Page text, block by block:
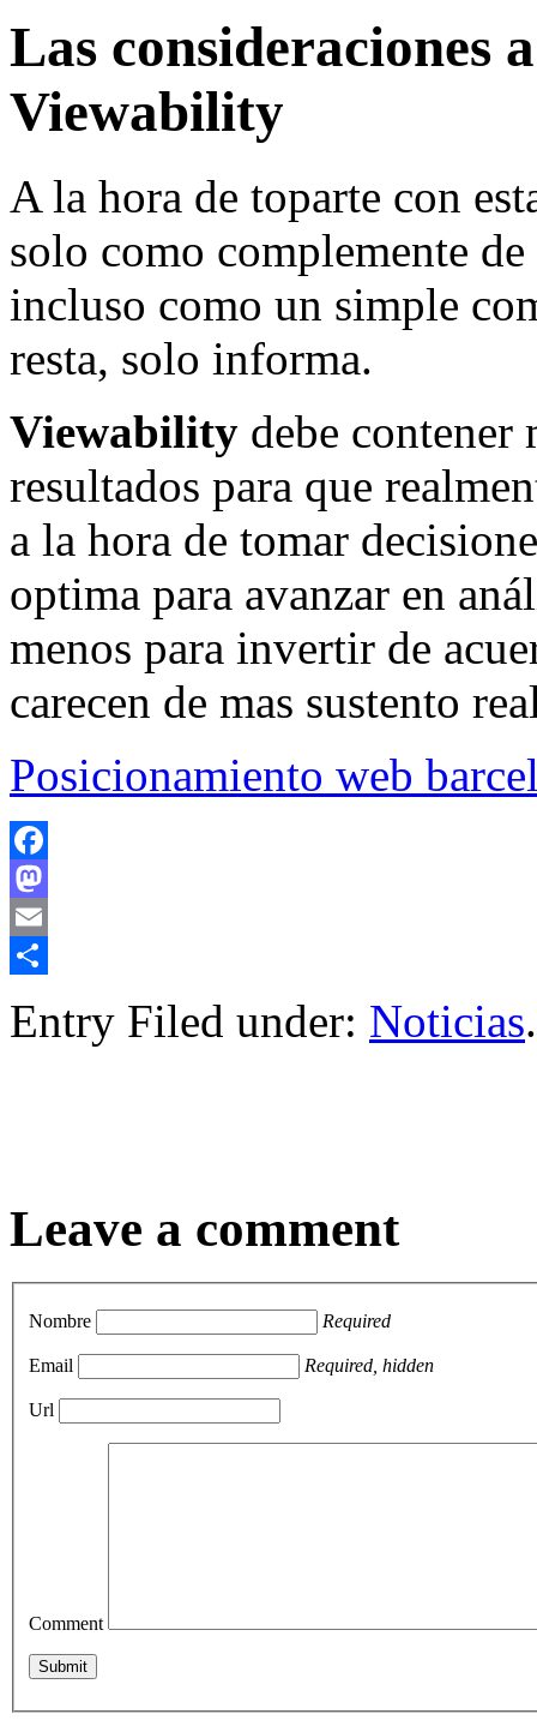
Las consideraciones
Viewability
A la hora de toparte con
solo como complemente
incluso como un simple
resta, solo informa.
Viewability debe contener
resultados para que
a la hora de tomar
optima para avanzar en
menos para invertir de
carecen de mas sustento
Posicionamiento web
Facebook
Mastodon
Email
Entry Filed under: Noticias
Leave a comment
Nombre Required
Email Required, hidden
Url
Comment